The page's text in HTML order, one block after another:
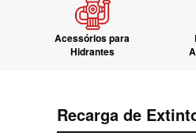
Acessórios para
Hidrantes
Recarga de